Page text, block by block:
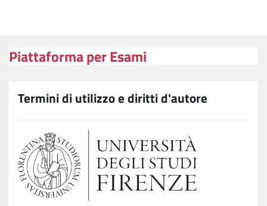
Piattaforma per Esami
Termini di utilizzo e diritti d'autore